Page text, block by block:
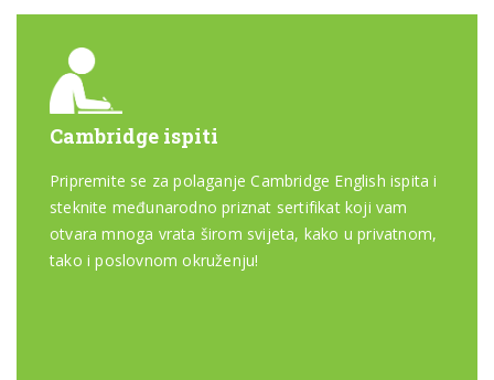
Cambridge ispiti
Pripremite se za polaganje Cambridge English ispita i
steknite međunarodno priznat sertifikat koji vam
otvara mnoga vrata širom svijeta, kako u privatnom,
tako i poslovnom okruženju!